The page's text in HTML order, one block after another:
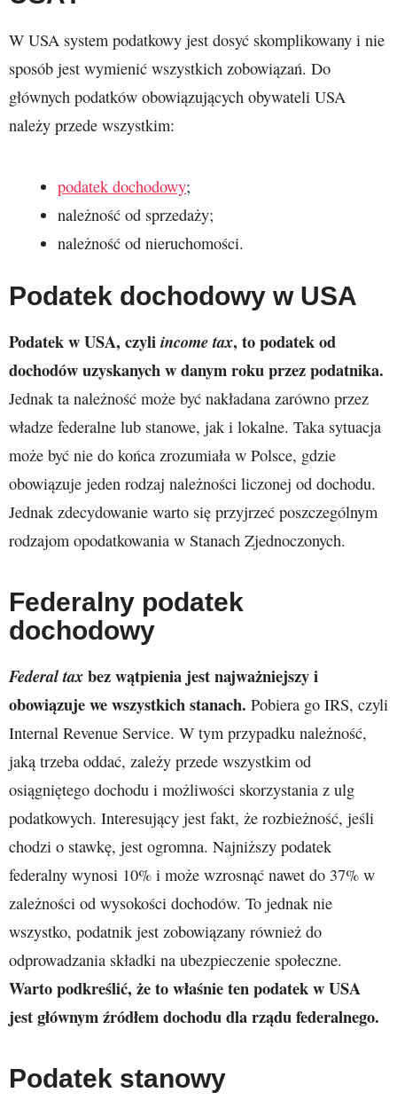
W USA system podatkowy jest dosyć skomplikowany i nie
sposób jest wymienić wszystkich zobowiązań. Do
głównych podatków obowiązujących obywateli USA
należy przede wszystkim:
podatek dochodowy;
należność od sprzedaży;
należność od nieruchomości.
Podatek dochodowy w USA
Podatek w USA, czyliincome tax, to podatek od
dochodów uzyskanych w danym roku przez podatnika.
Jednak ta należność może być nakładana zarówno przez
władze federalne lub stanowe, jak i lokalne. Taka sytuacja
może być nie do końca zrozumiała w Polsce, gdzie
obowiązuje jeden rodzaj należności liczonej od dochodu.
Jednak zdecydowanie warto się przyjrzeć poszczególnym
rodzajom opodatkowania w Stanach Zjednoczonych.
Federalny podatek
dochodowy
Federal taxbez wątpienia jest najważniejszy i
obowiązuje we wszystkich stanach. Pobiera go IRS, czyli
Internal Revenue Service. W tym przypadku należność,
jaką trzeba oddać, zależy przede wszystkim od
osiągniętego dochodu i możliwości skorzystania z ulg
podatkowych. Interesujący jest fakt, że rozbieżność, jeśli
chodzi o stawkę, jest ogromna. Najniższy podatek
federalny wynosi 10% i może wzrosnąć nawet do 37% w
zależności od wysokości dochodów. To jednak nie
wszystko, podatnik jest zobowiązany również do
odprowadzania składki na ubezpieczenie społeczne.
Warto podkreślić, że to właśnie ten podatek w USA
jest głównym źródłem dochodu dla rządu federalnego.
Podatek stanowy